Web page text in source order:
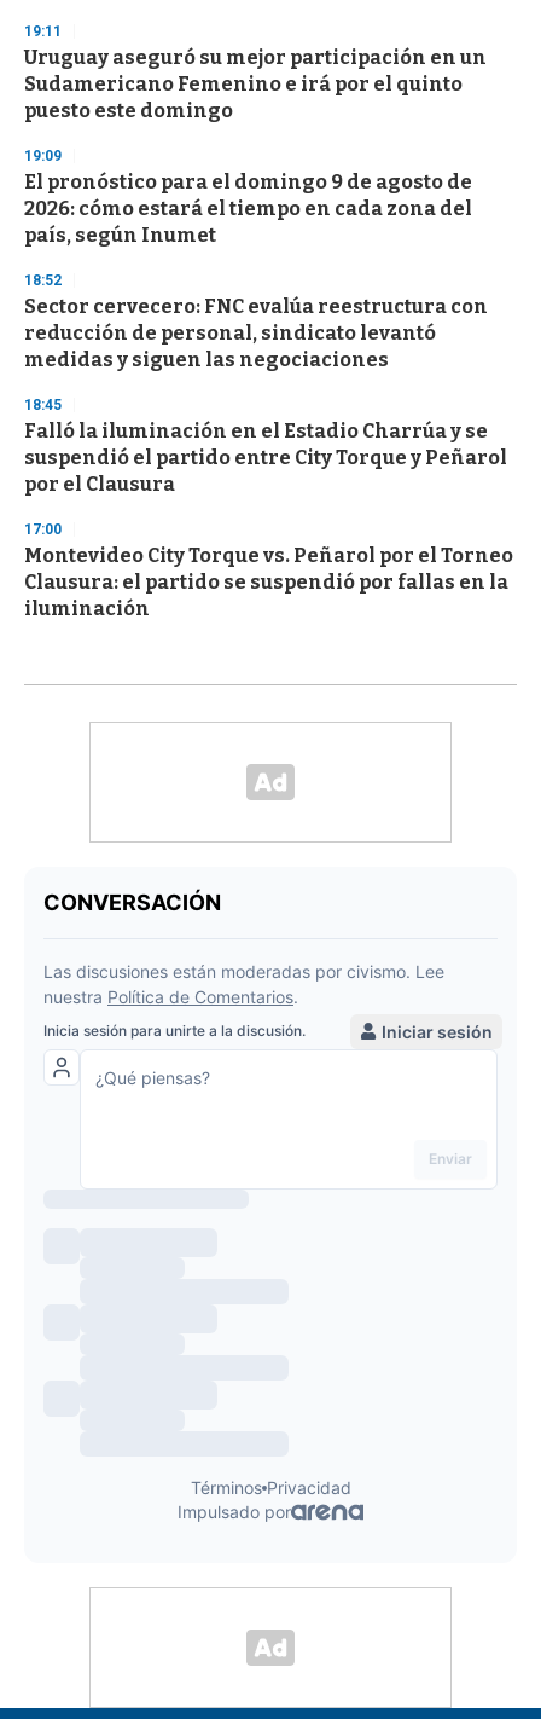
19:11
Uruguay aseguró su mejor participación en un
Sudamericano Femenino e irá por el quinto
puesto este domingo
19:09
El pronóstico para el domingo 9 de agosto de
2026: cómo estará el tiempo en cada zona del
país, según Inumet
18:52
Sector cervecero: FNC evalúa reestructura con
reducción de personal, sindicato levantó
medidas y siguen las negociaciones
18:45
Falló la iluminación en el Estadio Charrúa y se
suspendió el partido entre City Torque y Peñarol
por el Clausura
17:00
Montevideo City Torque vs. Peñarol por el Torneo
Clausura: el partido se suspendió por fallas en la
iluminación